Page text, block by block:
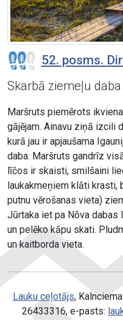
52. posms.
Skarbā ziemeļu daba
Maršruts piemērots
gājējam. Ainavu ziņā izcili
kurā jau ir apjaušama
daba. Maršruts gandrīz
līčos ir skaisti, smilšaini
laukakmeņiem klāti
putnu vērošanas vieta)
Jūrtaka iet pa Nõva
un pelēko kāpu skati.
un kaitborda vieta.
Lauku ceļotājs,
26433316, e-pasts: